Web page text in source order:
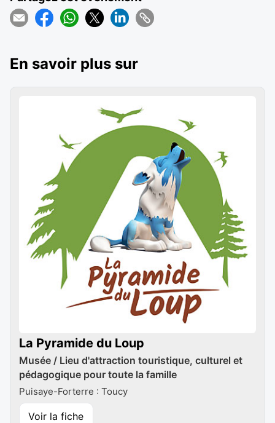
En savoir plus sur
La Pyramide du Loup
Musée / Lieu d'attraction touristique, culturel et
pédagogique pour toute la famille
Puisaye-Forterre : Toucy
Voir la fiche